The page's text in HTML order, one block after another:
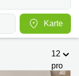
Karte
12
pro